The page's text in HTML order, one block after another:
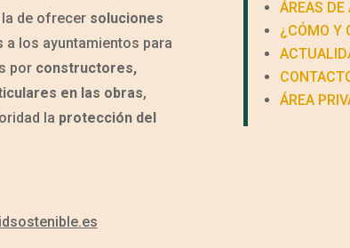
de ofrecer soluciones
a los ayuntamientos para
por constructores,
en las obras,
la protección del
ÁREAS DE
¿CÓMO Y
ÁREA